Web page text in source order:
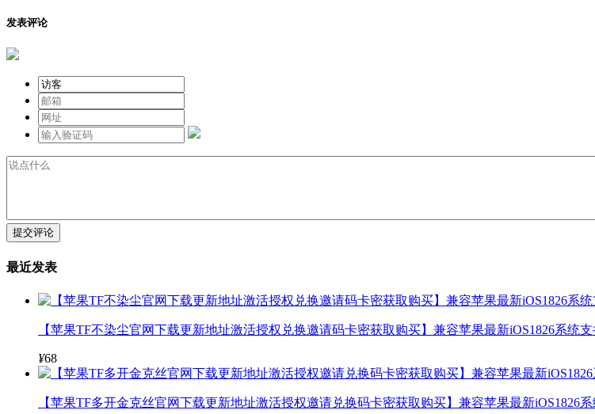
发表评论
提交评论
最近发表
【苹果TF不染尘官网下载更新地址激活授权兑换邀请码卡密获取购买】兼容苹果最新iOS1826系
¥68
【苹果TF多开金克丝官网下载更新地址激活授权邀请兑换码卡密获取购买】兼容苹果最新